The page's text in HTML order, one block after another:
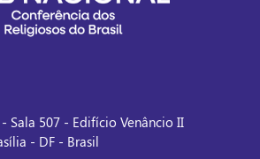
Sala 507 - Edifício Venâncio II
- DF - Brasil